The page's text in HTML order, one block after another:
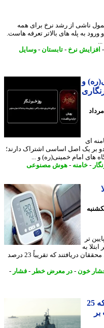
از رشد نرخ برای همه
پله های بالاتر تعرفه هاست.
نرخ-تابستان-وسایل
و
یک اصل اساسی اشتراک دارند؛
امام خمینی(ره) و ...
-خامنه-هوش مصنوعی
به
فشار خون بالا هستند. به گزارش شهرآرانیوز، محققان دریافتند که تقریباً 23 درصد
خون-در معرض خطر-فشار-
اعلام کرد که 25